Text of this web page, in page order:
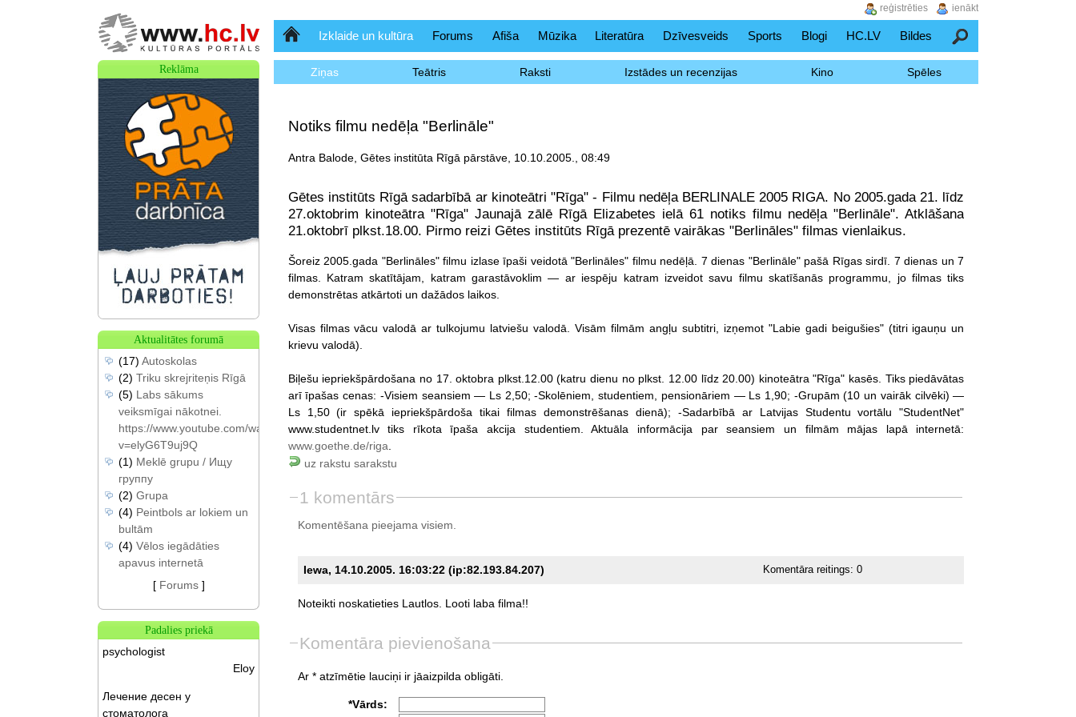
SākumlapaIzklaide un kultūra Forums Afiša Mūzika Literatūra Dzīvesveids Sports Blogi HC.LV Bildes Meklēšana
Ziņas Teātris Raksti Izstādes un recenzijas Kino Spēles
Notiks filmu nedēļa "Berlināle"
Antra Balode, Gētes institūta Rīgā pārstāve, 10.10.2005., 08:49
Gētes institūts Rīgā sadarbībā ar kinoteātri "Rīga" - Filmu nedēļa BERLINALE 2005 RIGA. No 2005.gada 21. līdz
27.oktobrim kinoteātra "Rīga" Jaunajā zālē Rīgā Elizabetes ielā 61 notiks filmu nedēļa "Berlināle". Atklāšana
21.oktobrī plkst.18.00. Pirmo reizi Gētes institūts Rīgā prezentē vairākas "Berlināles" filmas vienlaikus.
Šoreiz 2005.gada "Berlināles" filmu izlase īpaši veidotā "Berlināles" filmu nedēļā. 7 dienas "Berlināle" pašā Rīgas sirdī. 7 dienas un 7
filmas. Katram skatītājam, katram garastāvoklim — ar iespēju katram izveidot savu filmu skatīšanās programmu, jo filmas tiks
demonstrētas atkārtoti un dažādos laikos.
Visas filmas vācu valodā ar tulkojumu latviešu valodā. Visām filmām angļu subtitri, izņemot "Labie gadi beigušies" (titri igauņu un
krievu valodā).
Biļešu iepriekšpārdošana no 17. oktobra plkst.12.00 (katru dienu no plkst. 12.00 līdz 20.00) kinoteātra "Rīga" kasēs. Tiks piedāvātas
arī īpašas cenas: -Visiem seansiem — Ls 2,50; -Skolēniem, studentiem, pensionāriem — Ls 1,90; -Grupām (10 un vairāk cilvēki) —
Ls 1,50 (ir spēkā iepriekšpārdoša tikai filmas demonstrēšanas dienā); -Sadarbībā ar Latvijas Studentu vortālu "StudentNet"
www.studentnet.lv tiks rīkota īpaša akcija studentiem. Aktuāla informācija par seansiem un filmām mājas lapā internetā:
www.goethe.de/riga
uz rakstu sarakstu
1 komentārs
Komentēšana pieejama visiem.
Iewa, 14.10.2005. 16:03:22 (ip:82.193.84.207) Komentāra reitings:0
Noteikti noskatieties Lautlos. Looti laba filma!!
Komentāra pievienošana
Ar * atzīmētie lauciņi ir jāaizpilda obligāti.
*Vārds:
Reklāma
Aktualitātes forumā
(17) Autoskolas
(2) Triku skrejriteņis Rīgā
(5) Labs sākums
veiksmīgai nākotnei.
https://www.youtube.com/watch?
v=elyG6T9uj9Q
(1) Meklē grupu / Ищу
группу
(2) Grupa
(4) Peintbols ar lokiem un
bultām
(4) Vēlos iegādāties
apavus internetā
[ Forums]
Padalies priekā
psychologist
Eloy
Лечение десен у
стоматолога
ienākt
reģistrēties